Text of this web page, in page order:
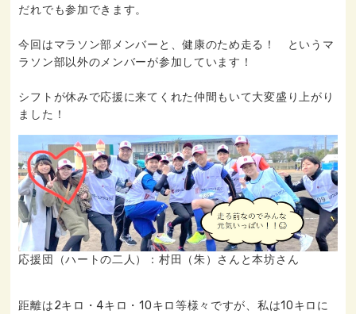
だれでも参加できます。
今回はマラソン部メンバーと、健康のため走る！ というマ
ラソン部以外のメンバーが参加しています！
シフトが休みで応援に来てくれた仲間もいて大変盛り上がり
ました！
応援団（ハートの二人）：村田（朱）さんと本坊さん
距離は2キロ・4キロ・10キロ等様々ですが、私は10キロに